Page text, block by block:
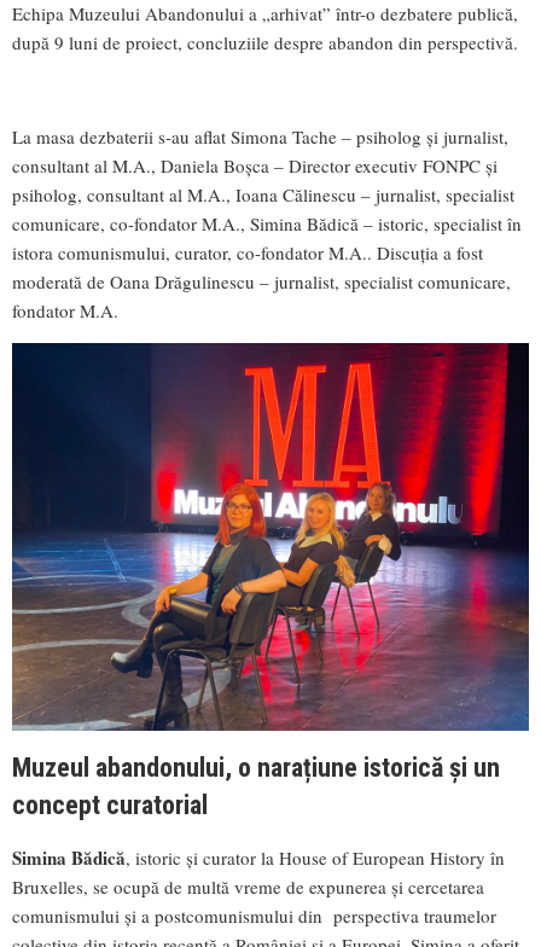
Echipa Muzeului Abandonului a „arhivat” într-o dezbatere publică,
după 9 luni de proiect, concluziile despre abandon din perspectivă.
La masa dezbaterii s-au aflat Simona Tache – psiholog și jurnalist,
consultant al M.A., Daniela Boșca – Director executiv FONPC și
psiholog, consultant al M.A., Ioana Călinescu – jurnalist, specialist
comunicare, co-fondator M.A., Simina Bădică – istoric, specialist în
istora comunismului, curator, co-fondator M.A.. Discuția a fost
moderată de Oana Drăgulinescu – jurnalist, specialist comunicare,
fondator M.A.
Muzeul abandonului, o narațiune istorică și un
concept curatorial
Simina Bădică, istoric și curator la House of European History în
Bruxelles, se ocupă de multă vreme de expunerea și cercetarea
comunismului și a postcomunismului din perspectiva traumelor